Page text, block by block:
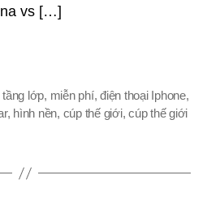
phí
(Giải
vs […]
tầng lớp, miễn phí,điện thoại Iphone,
, hình nền, cúp thế giới,cúp thế giới